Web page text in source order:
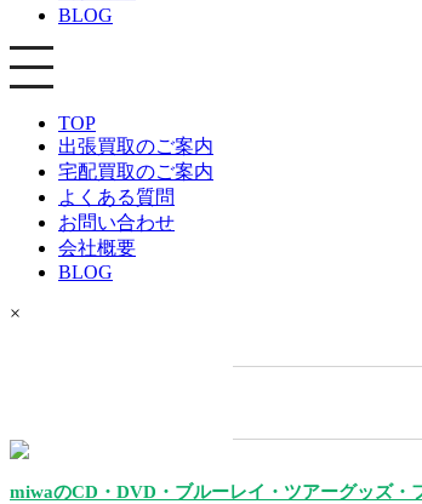
BLOG
TOP
出張買取のご案内
宅配買取のご案内
よくある質問
お問い合わせ
会社概要
BLOG
×
miwaのCD・DVD・ブルーレイ・ツアーグッズ・